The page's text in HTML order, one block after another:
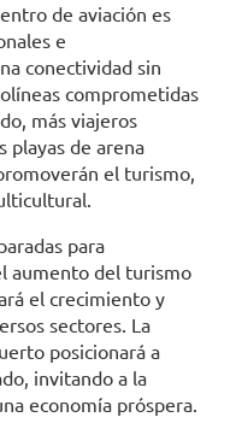
de aviación es
e
conectividad sin
comprometidas
más viajeros
playas de arena
el turismo,
para
aumento del turismo
el crecimiento y
sectores. La
posicionará a
invitando a la
economía próspera.